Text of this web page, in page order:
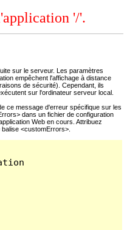
'/'.
sur le serveur. Les paramètres
empêchent l'affichage à distance
de sécurité). Cependant, ils
sur l'ordinateur serveur local.
ce message d'erreur spécifique sur les
dans un fichier de configuration
Web en cours. Attribuez
<customErrors>.